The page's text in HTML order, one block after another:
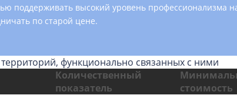
поддерживать высокий уровень профессионализма
по старой цене.
функционально связанных с ними
Количественный
показатель
стоимость